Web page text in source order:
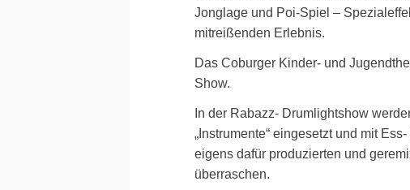
Jonglage und Poi-Spiel –
mitreißenden Erlebnis.
Das Coburger Kinder- und
Show.
In der Rabazz- Drumlightshow
„Instrumente“ eingesetzt und mit
eigens dafür produzierten und
überraschen.